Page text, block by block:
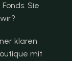
Sie
klaren
mit